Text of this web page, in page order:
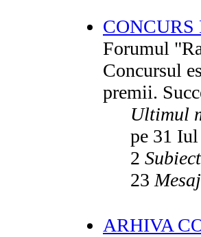
Forumul
Concursul
premii.
Ultimul
pe 31
2
23
ARHIVA